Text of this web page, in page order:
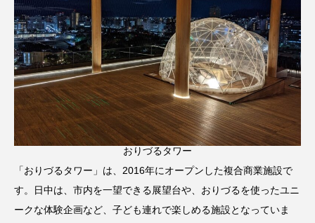
おりづるタワー
「おりづるタワー」は、2016年にオープンした複合商業施設で
す。日中は、市内を一望できる展望台や、おりづるを使ったユニ
ークな体験企画など、子ども連れで楽しめる施設となっていま